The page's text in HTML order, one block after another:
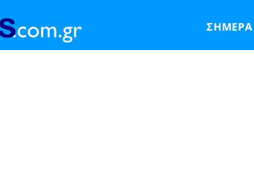
ΣΉΜΕΡΑ